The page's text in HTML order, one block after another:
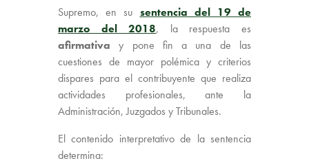
Supremo, en su sentencia del 19 de
marzo del 2018, la respuesta es
afirmativa y pone fin a una de las
cuestiones de mayor polémica y criterios
dispares para el contribuyente que realiza
actividades profesionales, ante la
Administración, Juzgados y Tribunales.
El contenido interpretativo de la sentencia
determina: